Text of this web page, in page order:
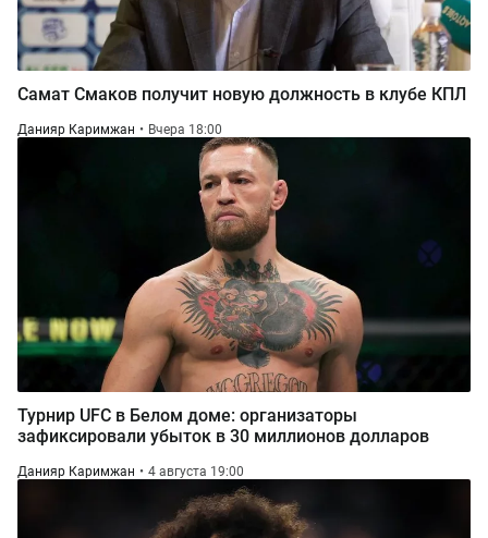
Самат Смаков получит новую должность в клубе КПЛ
Данияр Каримжан Вчера 18:00
Турнир UFC в Белом доме: организаторы
зафиксировали убыток в 30 миллионов долларов
Данияр Каримжан 4 августа 19:00